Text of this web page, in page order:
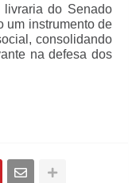
do Senado
um instrumento de
consolidando
na defesa dos